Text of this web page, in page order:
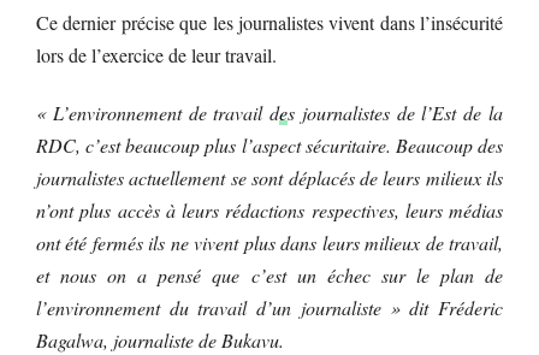
Ce dernier précise que les journalistes vivent dans l’insécurité
lors de l’exercice de leur travail.
« L’environnement de travail des journalistes de l’Est de la
RDC, c’est beaucoup plus l’aspect sécuritaire. Beaucoup des
journalistes actuellement se sont déplacés de leurs milieux ils
n’ont plus accès à leurs rédactions respectives, leurs médias
ont été fermés ils ne vivent plus dans leurs milieux de travail,
et nous on a pensé que c’est un échec sur le plan de
l’environnement du travail d’un journaliste » dit Fréderic
Bagalwa, journaliste de Bukavu.